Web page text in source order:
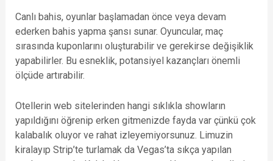
Canlı bahis, oyunlar başlamadan önce veya devam
ederken bahis yapma şansı sunar. Oyuncular, maç
sırasında kuponlarını oluşturabilir ve gerekirse değişiklik
yapabilirler. Bu esneklik, potansiyel kazançları önemli
ölçüde artırabilir.
Otellerin web sitelerinden hangi sıklıkla showların
yapıldığını öğrenip erken gitmenizde fayda var çünkü çok
kalabalık oluyor ve rahat izleyemiyorsunuz. Limuzin
kiralayıp Strip’te turlamak da Vegas’ta sıkça yapılan